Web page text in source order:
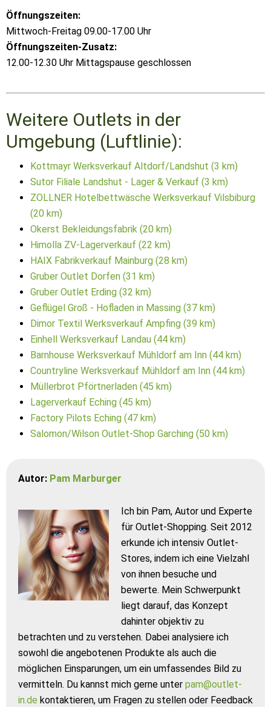
Öffnungszeiten:
Mittwoch-Freitag 09.00-17.00 Uhr
Öffnungszeiten-Zusatz:
12.00-12.30 Uhr Mittagspause geschlossen
Weitere Outlets in der
Umgebung (Luftlinie):
Kottmayr Werksverkauf Altdorf/Landshut (3 km)
Sutor Filiale Landshut - Lager & Verkauf (3 km)
ZOLLNER Hotelbettwäsche Werksverkauf Vilsbiburg
(20 km)
Okerst Bekleidungsfabrik (20 km)
Himolla ZV-Lagerverkauf (22 km)
HAIX Fabrikverkauf Mainburg (28 km)
Gruber Outlet Dorfen (31 km)
Gruber Outlet Erding (32 km)
Geflügel Groß - Hofladen in Massing (37 km)
Dimor Textil Werksverkauf Ampfing (39 km)
Einhell Werksverkauf Landau (44 km)
Barnhouse Werksverkauf Mühldorf am Inn (44 km)
Countryline Werksverkauf Mühldorf am Inn (44 km)
Müllerbrot Pförtnerladen (45 km)
Lagerverkauf Eching (45 km)
Factory Pilots Eching (47 km)
Salomon/Wilson Outlet-Shop Garching (50 km)
Autor: Pam Marburger
Ich bin Pam, Autor und Experte
für Outlet-Shopping. Seit 2012
erkunde ich intensiv Outlet-
Stores, indem ich eine Vielzahl
von ihnen besuche und
bewerte. Mein Schwerpunkt
liegt darauf, das Konzept
dahinter objektiv zu
betrachten und zu verstehen. Dabei analysiere ich
sowohl die angebotenen Produkte als auch die
möglichen Einsparungen, um ein umfassendes Bild zu
vermitteln. Du kannst mich gerne unter pam@outlet-
in.de kontaktieren, um Fragen zu stellen oder Feedback